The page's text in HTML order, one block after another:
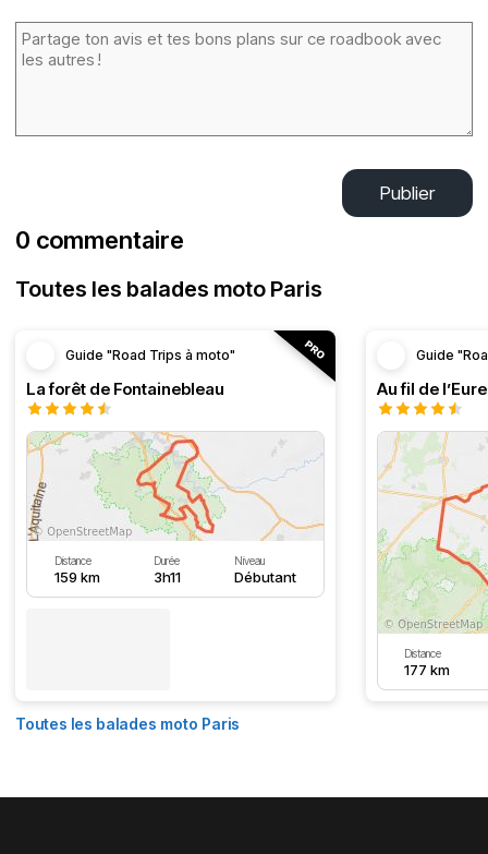
Publier
0 commentaire
Toutes les balades moto Paris
Guide "Road Trips à moto"
La forêt de Fontainebleau
Distance
159 km
Durée
3h11
Niveau
Débutant
Guide
Au fil de l’Eure
Distance
177 km
Toutes les balades moto Paris